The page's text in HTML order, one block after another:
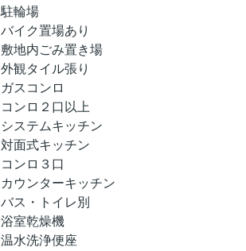
駐輪場
バイク置場あり
敷地内ごみ置き場
外観タイル張り
ガスコンロ
コンロ２口以上
システムキッチン
対面式キッチン
コンロ３口
カウンターキッチン
バス・トイレ別
浴室乾燥機
温水洗浄便座